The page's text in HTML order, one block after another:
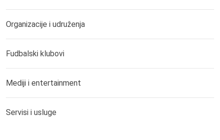
Organizacije i udruženja
Fudbalski klubovi
Mediji i entertainment
Servisi i usluge